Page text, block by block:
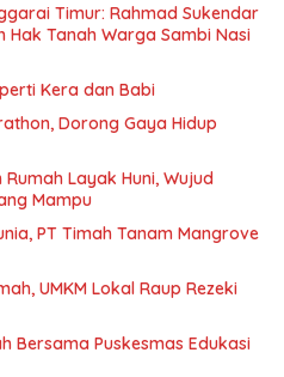
Timur: Rahmad Sukendar
Hak Tanah Warga Sambi Nasi
Kera dan Babi
Dorong Gaya Hidup
Layak Huni, Wujud
Mampu
PT Timah Tanam Mangrove
UMKM Lokal Raup Rezeki
Bersama Puskesmas Edukasi